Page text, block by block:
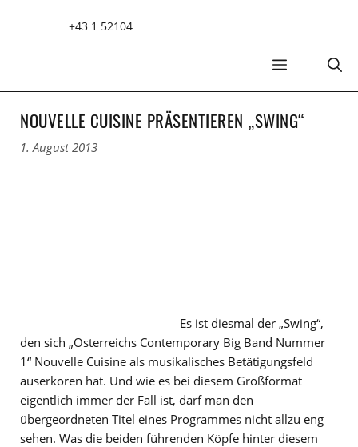
+43 1 52104
MENÜ
NOUVELLE CUISINE PRÄSENTIEREN „SWING“
1. August 2013
Es ist diesmal der „Swing“,
den sich „Österreichs Contemporary Big Band Nummer
1“ Nouvelle Cuisine als musikalisches Betätigungsfeld
auserkoren hat. Und wie es bei diesem Großformat
eigentlich immer der Fall ist, darf man den
übergeordneten Titel eines Programmes nicht allzu eng
sehen. Was die beiden führenden Köpfe hinter diesem